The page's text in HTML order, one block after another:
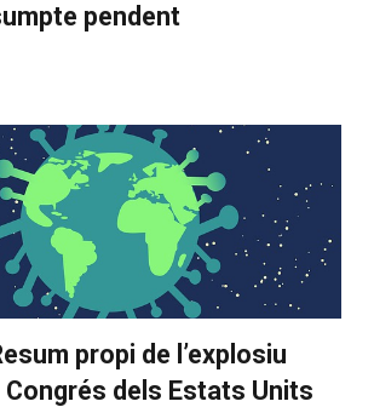
pendent
propi de l’explosiu
dels Estats Units